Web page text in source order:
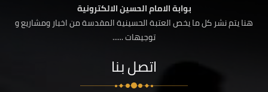
بوابة الامام الحسين الالكترونية
هنا يتم نشر كل ما يخص العتبة الحسينية المقدسة من اخبار ومشاريع و
توجيهات ......
اتصل بنا